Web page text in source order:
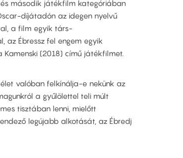
második játékfilm kategóriában
díjátadón az idegen nyelvű
a film egyik társ-
az Ébressz fel engem egyik
(2018) című játékfilmet.
valóban felkínálja-e nekünk az
a gyűlölettel teli múlt
tisztában lenni, mielőtt
legújabb alkotását, az Ébredj